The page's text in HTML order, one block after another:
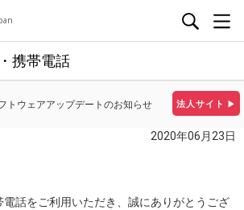
携帯電話
法人サイト ▶
トウェアアップデートのお知らせ
2020年06月23日
電話をご利用いただき、誠にありがとうござ